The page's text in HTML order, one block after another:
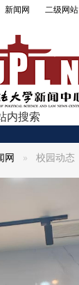
新闻网 二级网站
内搜索
网 校园动态